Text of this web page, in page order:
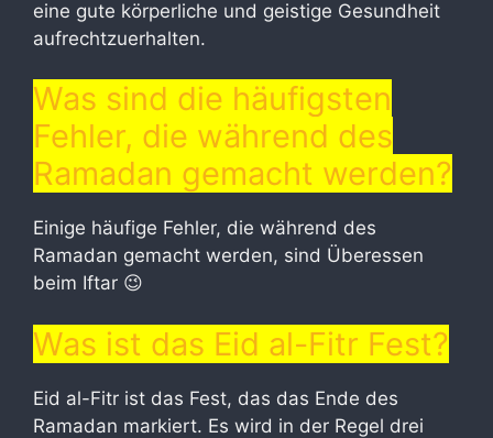
eine gute körperliche und geistige Gesundheit
aufrechtzuerhalten.
Was sind die häufigsten
Fehler, die während des
Ramadan gemacht werden?
Einige häufige Fehler, die während des
Ramadan gemacht werden, sind Überessen
beim Iftar 😉
Was ist das Eid al-Fitr Fest?
Eid al-Fitr ist das Fest, das das Ende des
Ramadan markiert. Es wird in der Regel drei